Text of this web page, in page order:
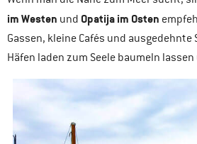
im Westen und Opatija im Osten
Gassen, kleine Cafés und
Häfen laden zum Seele baumeln